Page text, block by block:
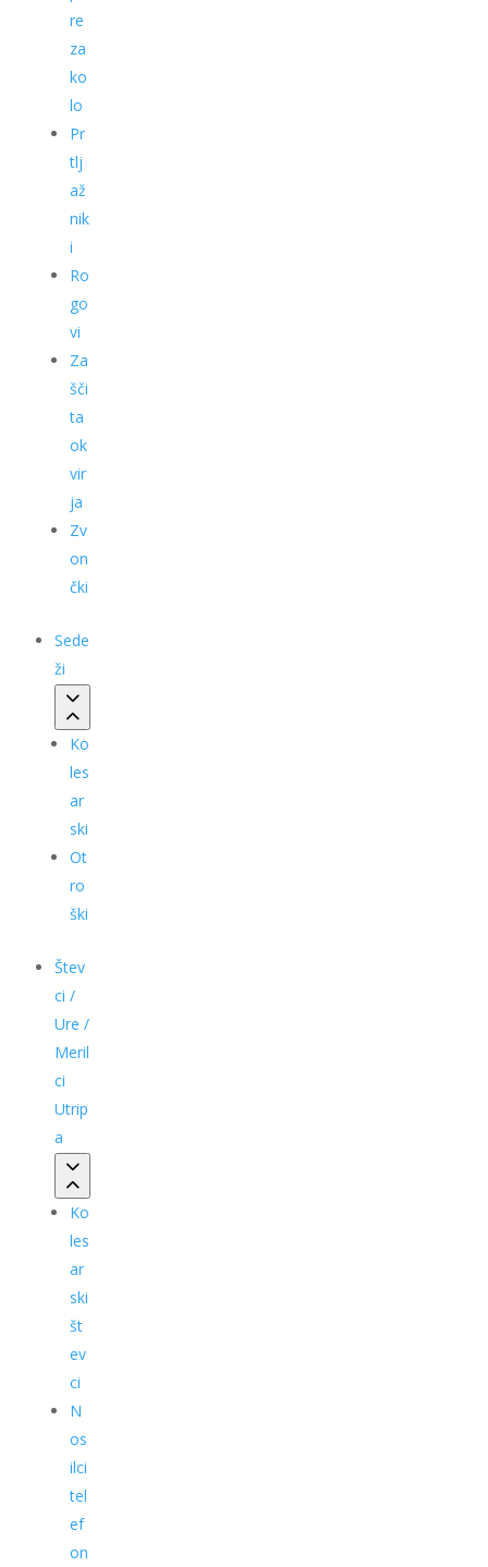
re
za
ko
lo
Pr
tlj
až
nik
i
Ro
go
vi
Za
šči
ta
ok
vir
ja
Zv
on
čki
Sede
ži
Ko
les
ar
ski
Ot
ro
ški
Štev
ci /
Ure /
Meril
ci
Utrip
a
Ko
les
ar
ski
št
ev
ci
N
os
ilci
tel
ef
on